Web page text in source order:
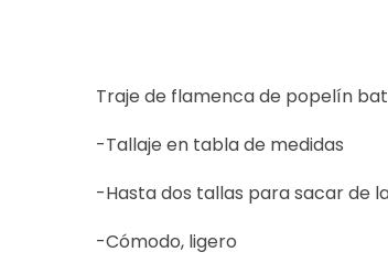
Traje de flamenca de popelín
-Tallaje en tabla de medidas
-Hasta dos tallas para sacar de
-Cómodo, ligero